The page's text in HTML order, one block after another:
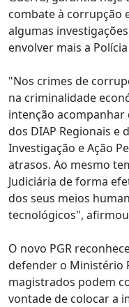
combate à corrupção
algumas
envolver mais a Polícia
"Nos crimes de
na criminalidade
intenção
dos DIAP Regionais e
Investigação e Ação
atrasos. Ao mesmo
Judiciária de forma
dos seus meios
tecnológicos",
O novo PGR
defender o Ministério
magistrados podem
vontade de colocar a